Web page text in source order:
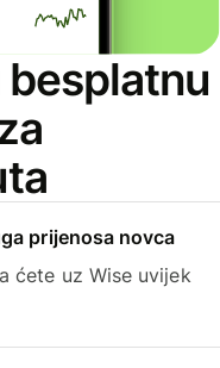
prijenosa novca
ćete uz Wise uvijek